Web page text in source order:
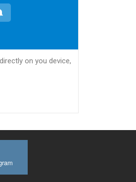
on you device,